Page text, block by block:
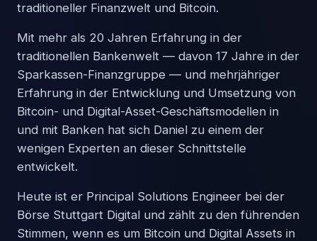
traditioneller Finanzwelt und Bitcoin.
Mit mehr als 20 Jahren Erfahrung in der
traditionellen Bankenwelt — davon 17 Jahre in der
Sparkassen-Finanzgruppe — und mehrjähriger
Erfahrung in der Entwicklung und Umsetzung von
Bitcoin- und Digital-Asset-Geschäftsmodellen in
und mit Banken hat sich Daniel zu einem der
wenigen Experten an dieser Schnittstelle
entwickelt.
Heute ist er Principal Solutions Engineer bei der
Börse Stuttgart Digital und zählt zu den führenden
Stimmen, wenn es um Bitcoin und Digital Assets in